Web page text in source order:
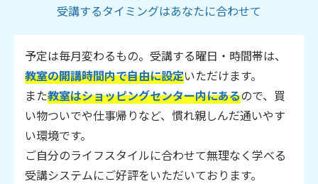
受講するタイミングはあなたに合わせて
予定は毎月変わるもの。受講する曜日・時間帯は、
教室の開講時間内で自由に設定いただけます。
また教室はショッピングセンター内にあるので、買
い物ついでや仕事帰りなど、慣れ親しんだ通いやす
い環境です。
ご自分のライフスタイルに合わせて無理なく学べる
受講システムにご好評をいただいております。